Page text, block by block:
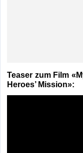
Teaser zum Film
Heroes’ Mission»: